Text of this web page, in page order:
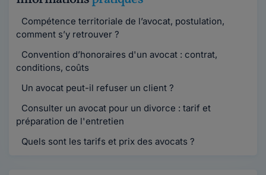
Compétence territoriale de l’avocat, postulation,
comment s’y retrouver ?
Convention d’honoraires d'un avocat : contrat,
conditions, coûts
Un avocat peut-il refuser un client ?
Consulter un avocat pour un divorce : tarif et
préparation de l'entretien
Quels sont les tarifs et prix des avocats ?